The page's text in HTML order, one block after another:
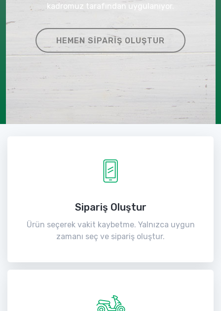
kadromuz tarafından uygulanıyor.
HEMEN SIPARIŞ OLUŞTUR
Sipariş Oluştur
Ürün seçerek vakit kaybetme. Yalnızca uygun
zamanı seç ve sipariş oluştur.